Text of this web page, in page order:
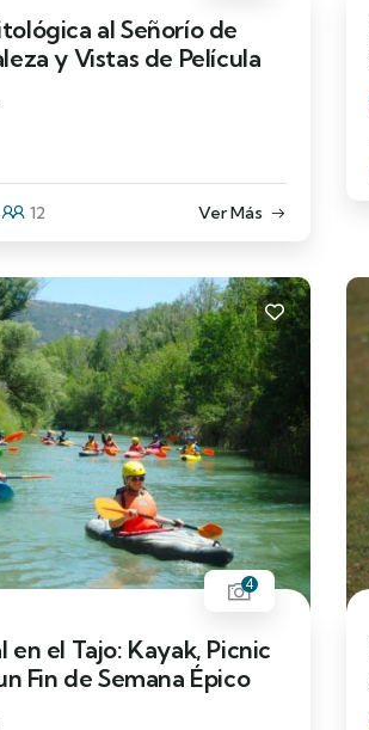
al Señorío de
y Vistas de Película
12 Ver Más
4
el Tajo: Kayak, Picnic
Fin de Semana Épico